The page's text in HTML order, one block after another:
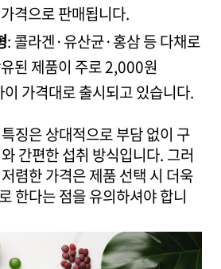
격으로 판매됩니다.
: 콜라겐·유산균·홍삼 등 다채로
된 제품이 주로 2,000원
가격대로 출시되고 있습니다.
징은 상대적으로 부담 없이 구
간편한 섭취 방식입니다. 그러
렴한 가격은 제품 선택 시 더욱
한다는 점을 유의하셔야 합니